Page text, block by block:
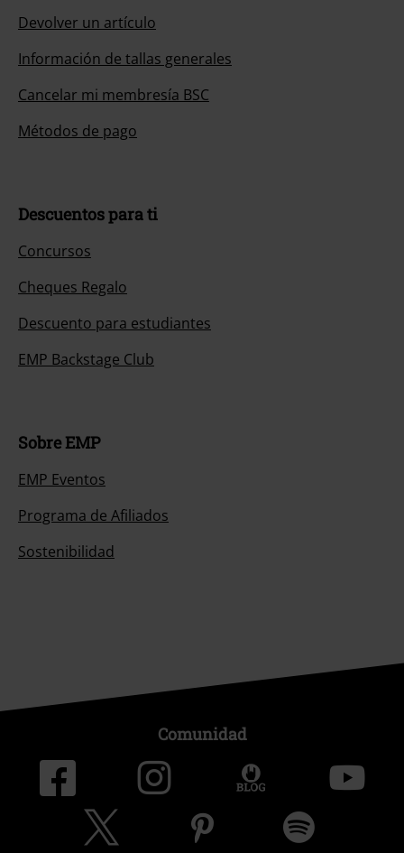
Devolver un artículo
Información de tallas generales
Cancelar mi membresía BSC
Métodos de pago
Descuentos para ti
Concursos
Cheques Regalo
Descuento para estudiantes
EMP Backstage Club
Sobre EMP
EMP Eventos
Programa de Afiliados
Sostenibilidad
Comunidad